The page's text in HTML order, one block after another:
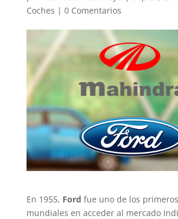
Coches | 0 Comentarios
En 1955, Ford fue uno de los
mundiales en acceder al mercado